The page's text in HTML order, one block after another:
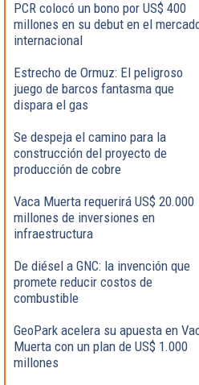
PCR colocó un bono por US$ 400
millones en su debut en el
internacional
Estrecho de Ormuz: El peligroso
juego de barcos fantasma que
dispara el gas
Se despeja el camino para la
construcción del proyecto de
producción de cobre
Vaca Muerta requerirá US$ 20.000
millones de inversiones en
infraestructura
De diésel a GNC: la invención que
promete reducir costos de
combustible
GeoPark acelera su apuesta en
Muerta con un plan de US$ 1.000
millones